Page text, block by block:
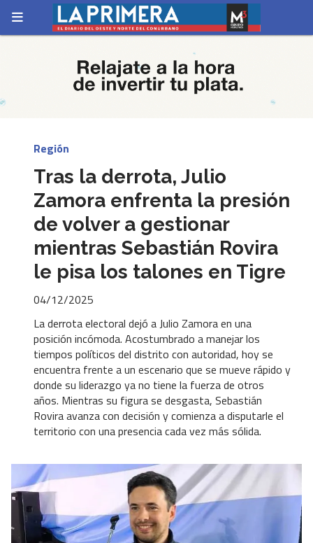
Tras la derrota, Julio
Zamora enfrenta la presión
de volver a gestionar
mientras Sebastián Rovira
le pisa los talones en Tigre
La derrota electoral dejó a Julio Zamora en una
posición incómoda. Acostumbrado a manejar los
tiempos políticos del distrito con autoridad, hoy se
encuentra frente a un escenario que se mueve rápido y
donde su liderazgo ya no tiene la fuerza de otros
años. Mientras su figura se desgasta, Sebastián
Rovira avanza con decisión y comienza a disputarle el
territorio con una presencia cada vez más sólida.
Región
04/12/2025